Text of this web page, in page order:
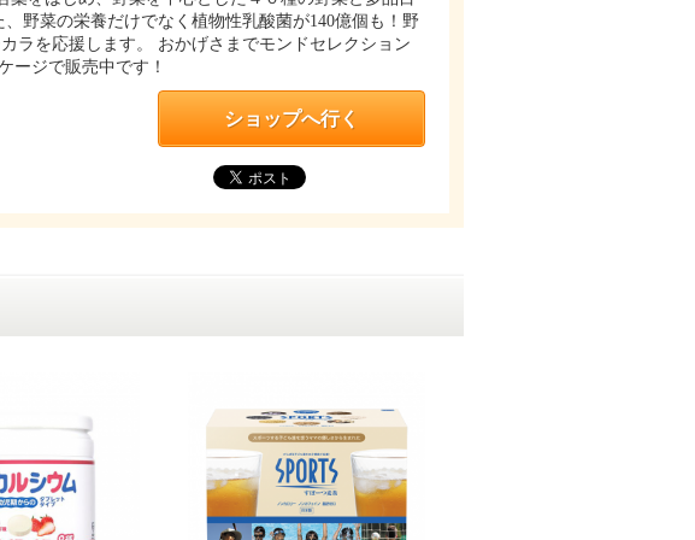
野菜の栄養だけでなく植物性乳酸菌が140億個も！野
ラを応援します。 おかげさまでモンドセレクション
ージで販売中です！
ショップへ行く